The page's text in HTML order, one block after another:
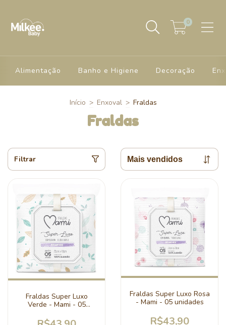
0
Alimentação Banho e Higiene Decoração
Início > Enxoval > Fraldas
Fraldas
Filtrar
Fraldas Super Luxo
Verde - Mami - 05
Fraldas Super Luxo Rosa
- Mami - 05 unidades
R$43,90